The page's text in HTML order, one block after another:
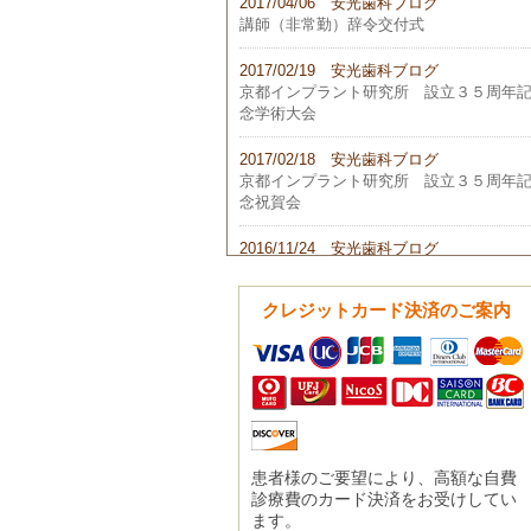
講師（非常勤）辞令交付式
2017/02/19 安光歯科ブログ
京都インプラント研究所 設立３５周年記
念学術大会
2017/02/18 安光歯科ブログ
京都インプラント研究所 設立３５周年記
念祝賀会
2016/11/24 安光歯科ブログ
2016/10/23 安光歯科ブログ
第２３回 日本歯科医学会総会
2016/10/02 安光歯科ブログ
第４７回 PFA 国際歯学日本部会年次大
会
2016/09/18 安光歯科ブログ
第４６回 日本口腔インプラント学会
クレジットカード決済のご案内
患者様のご要望により、高額な自費
診療費のカード決済をお受けしてい
ます。